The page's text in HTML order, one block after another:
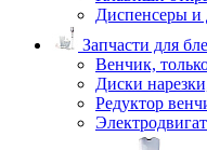
Диспенсеры и
Запчасти для
Венчик,
Диски
Редуктор